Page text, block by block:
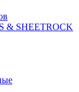
& SHEETROCK